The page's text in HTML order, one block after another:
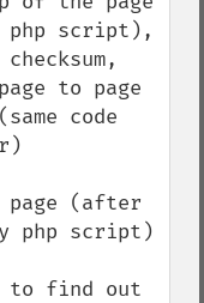
php script),
to page
code
(after
php script)
to find out